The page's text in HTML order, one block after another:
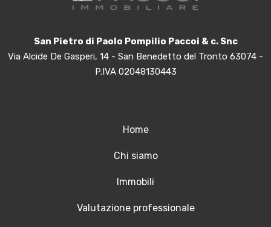
San Pietro di Paolo Pompilio Paccoi & c. Snc
Via Alcide De Gasperi, 14 - San Benedetto del Tronto 63074 -
P.IVA 02048130443
Home
Chi siamo
Immobili
Valutazione professionale